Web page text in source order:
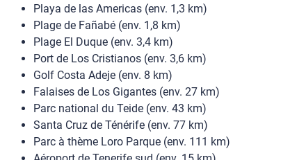
Playa de las Americas (env. 1,3 km)
Plage de Fañabé (env. 1,8 km)
Plage El Duque (env. 3,4 km)
Port de Los Cristianos (env. 3,6 km)
Golf Costa Adeje (env. 8 km)
Falaises de Los Gigantes (env. 27 km)
Parc national du Teide (env. 43 km)
Santa Cruz de Ténérife (env. 77 km)
Parc à thème Loro Parque (env. 111 km)